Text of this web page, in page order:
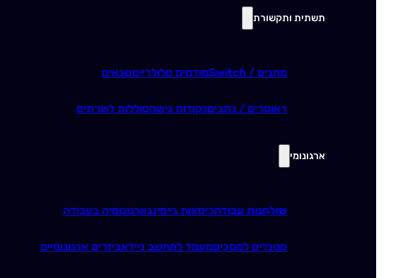
תשתית ותקשורת
מתגים / Switch מודמים סלולרייםשנאים
ראוטרים / נתביםנקודות גישהסוללות לשרתים
ארגונומי
שולחנות עבודהכיסאות גיימינגארגונומיה בעבודה
סטנדים למסכיםמעמד למחשב ניידאביזרים ארגונומיים